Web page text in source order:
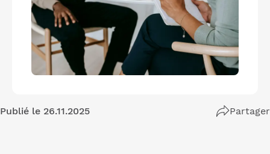
Publié le 26.11.2025 Partager